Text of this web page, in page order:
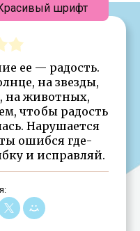
ее — радость.
на звезды,
на животных,
чтобы радость
Нарушается
ошибся где-
и исправляй.
шрифт